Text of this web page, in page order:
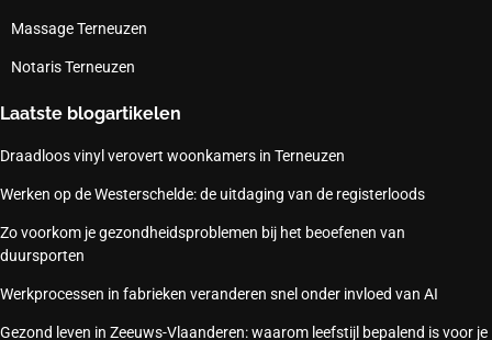
Massage Terneuzen
Notaris Terneuzen
Laatste blogartikelen
Draadloos vinyl verovert woonkamers in Terneuzen
Werken op de Westerschelde: de uitdaging van de registerloods
Zo voorkom je gezondheidsproblemen bij het beoefenen van
duursporten
Werkprocessen in fabrieken veranderen snel onder invloed van AI
Gezond leven in Zeeuws-Vlaanderen: waarom leefstijl bepalend is voor je